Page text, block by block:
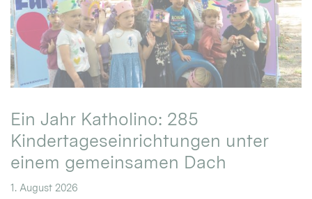
Ein Jahr Katholino: 285
Kindertageseinrichtungen unter
einem gemeinsamen Dach
1. August 2026